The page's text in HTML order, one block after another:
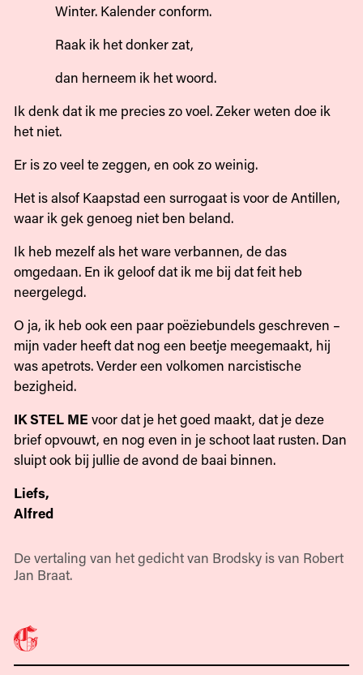
Winter. Kalender conform.
Raak ik het donker zat,
dan herneem ik het woord.
Ik denk dat ik me precies zo voel. Zeker weten doe ik
het niet.
Er is zo veel te zeggen, en ook zo weinig.
Het is alsof Kaapstad een surrogaat is voor de Antillen,
waar ik gek genoeg niet ben beland.
Ik heb mezelf als het ware verbannen, de das
omgedaan. En ik geloof dat ik me bij dat feit heb
neergelegd.
O ja, ik heb ook een paar poëziebundels geschreven –
mijn vader heeft dat nog een beetje meegemaakt, hij
was apetrots. Verder een volkomen narcistische
bezigheid.
IK STEL ME voor dat je het goed maakt, dat je deze
brief opvouwt, en nog even in je schoot laat rusten. Dan
sluipt ook bij jullie de avond de baai binnen.
Liefs,
Alfred
De vertaling van het gedicht van Brodsky is van Robert
Jan Braat.